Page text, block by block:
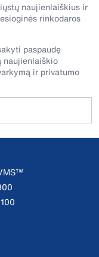
naujienlaiškius ir
rinkodaros
paspaudę
naujienlaiškio
ir privatumo